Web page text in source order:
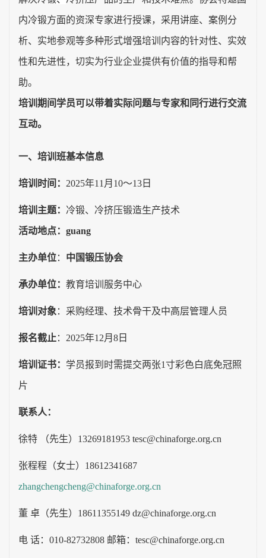
内冷锻方面的资深专家进行授课，采用讲座、案例分
析、实地参观等多种形式增强培训内容的针对性、实效
性和先进性，切实为行业企业提供有价值的指导和帮
助。
培训期间学员可以带着实际问题与专家和同行进行交流
互动。
一、培训班基本信息
培训时间： 2025年11 月 10～13 日
培训主题： 冷锻、冷挤压锻造生产技术
活动地点：guang
主办单位： 中国锻压协会
承办单位： 教育培训服务中心
培训对象 ：采购经理、技术骨干及中高层管理人员
报名截止： 2025年12月 8 日
培训证书： 学员报到时需提交两张1寸彩色白底免冠照
片
联系人：
徐特 （先生） 13269181953 tesc@chinaforge.org.cn
张程程（女士） 18612341687
zhangchengcheng@chinaforge.org.cn
董 卓（先生） 18611355149 dz@chinaforge.org.cn
电 话： 010-82732808 邮箱： tesc@chinaforge.org.cn